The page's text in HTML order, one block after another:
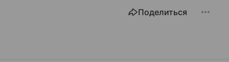
Поделиться